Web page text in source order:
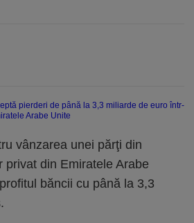
vânzarea unei părţi din
din Emiratele Arabe
băncii cu până la 3,3